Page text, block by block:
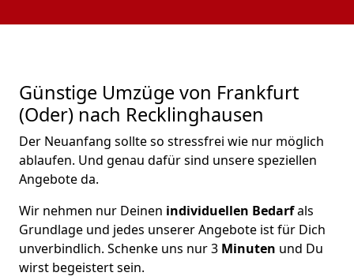
Günstige Umzüge von Frankfurt
(Oder) nach Recklinghausen
Der Neuanfang sollte so stressfrei wie nur möglich
ablaufen. Und genau dafür sind unsere speziellen
Angebote da.
Wir nehmen nur Deinen individuellen Bedarfals
Grundlage und jedes unserer Angebote ist für Dich
unverbindlich. Schenke uns nur 3 Minuten und Du
wirst begeistert sein.